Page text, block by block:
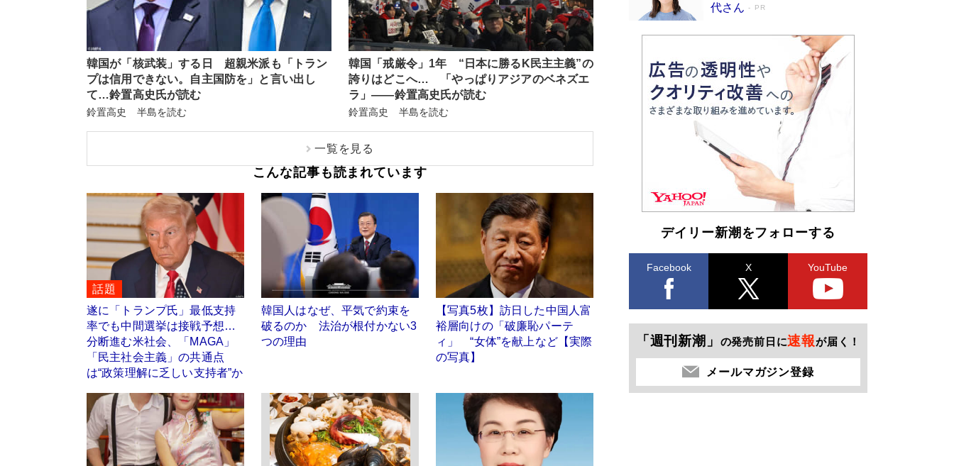
韓国が「核武装」する日 超親米派も「トラン
プは信用できない。自主国防を」と言い出し
て…鈴置高史氏が読む
鈴置高史 半島を読む
韓国「戒厳令」1年 “日本に勝るK民主主義”の
誇りはどこへ… 「やっぱりアジアのベネズエ
ラ」――鈴置高史氏が読む
鈴置高史 半島を読む
一覧を見る
こんな記事も読まれています
話題
遂に「トランプ氏」最低支持
率でも中間選挙は接戦予想…
分断進む米社会、「MAGA」
「民主社会主義」の共通点
は“政策理解に乏しい支持者”か
韓国人はなぜ、平気で約束を
破るのか 法治が根付かない3
つの理由
【写真5枚】訪日した中国人富
裕層向けの「破廉恥パーテ
ィ」 “女体”を献上など【実際
の写真】
代さん
PR
デイリー新潮をフォローする
Facebook X YouTube
「週刊新潮」 の発売前日に速報が届く！
メールマガジン登録